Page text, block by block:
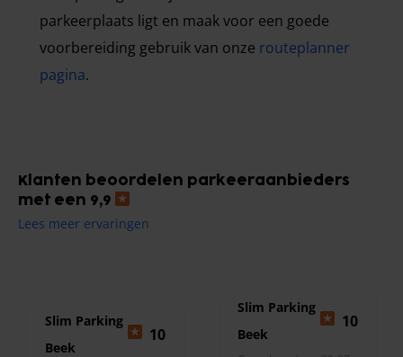
parkeerplaats ligt en maak voor een goede
voorbereiding gebruik van onze routeplanner
pagina.
Klanten beoordelen parkeeraanbieders
met een 9,9
Lees meer ervaringen
Slim Parking
Beek
10
Slim Parking
Beek
10